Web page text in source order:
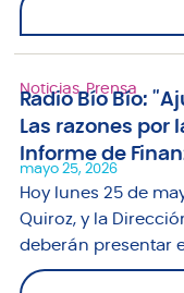
Noticias,Prensa
Radio Bío Bío:
Las razones por
Informe de
mayo 25, 2026
Hoy lunes 25 de
Quiroz, y la
deberán presentar